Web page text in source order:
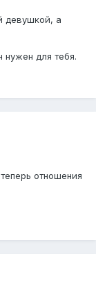
девушкой, а
для тебя.
отношения